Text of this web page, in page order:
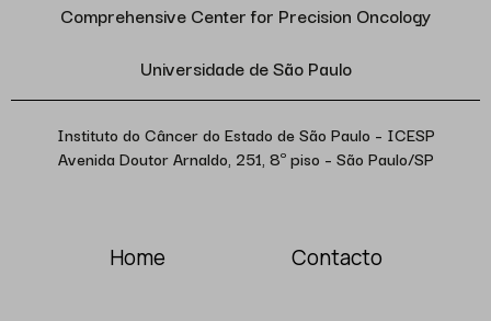
Comprehensive Center for Precision Oncology
Universidade de São Paulo
Instituto do Câncer do Estado de São Paulo – ICESP
Avenida Doutor Arnaldo, 251, 8º piso – São Paulo/SP
Home Contacto